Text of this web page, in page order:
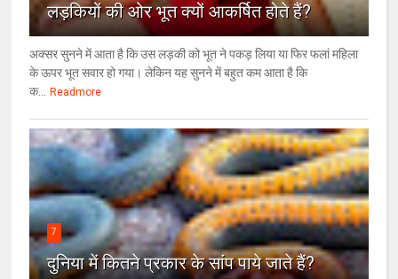
लड़कियों की ओर भूत क्‍यों आकर्षित होते हैं?
अक्सर सुनने में आता है कि उस लड़की को भूत ने पकड़ लिया या फिर फलां महिला
के ऊपर भूत सवार हो गया। लेकिन यह सुनने में बहुत कम आता है कि
क... Readmore
7
दुनिया में कितने प्रकार के सांप पाये जाते हैं?